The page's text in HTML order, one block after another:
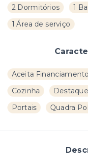
2 Dormitórios 1
1 Área de serviço
Aceita Financiamento
Cozinha
Destaque
Portais
Quadra